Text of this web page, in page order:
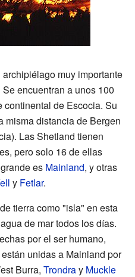
muy importante
encuentran a unos 100
continental de Escocia. Su
misma distancia de Bergen
Las Shetland tienen
pero solo 16 de ellas
es Mainland, y otras
y Fetlar.
tierra como "isla" en esta
de mar todos los días.
por el ser humano,
unidas a Mainland por
Burra, Trondray Muckle